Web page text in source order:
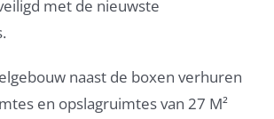
met de nieuwste
naast de boxen verhuren
en opslagruimtes van 27 M²